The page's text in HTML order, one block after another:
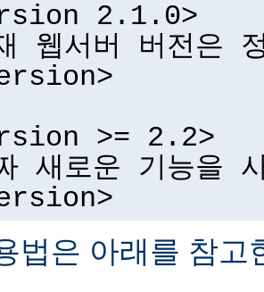
2.1.0>
웹서버 버전은
>= 2.2>
새로운 기능을
법은 아래를 참고